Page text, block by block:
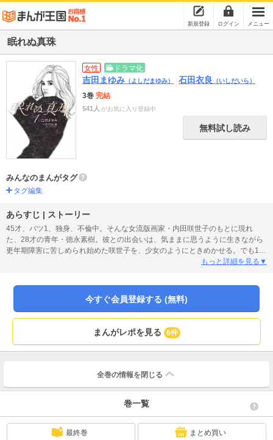
新規登録 ログイン メニュー
眠れぬ真珠
女性 ドラマ化
吉田まゆみ （よしだまゆみ） 石田衣良 （いしだいら）
3巻 完結
541人 がお気に入り登録中
無料試し読み
みんなのまんがタグ
タグ編集
あらすじ | ストーリー
45才、バツ1、独身、不倫中。そんな女流版画家・内田咲世子のもとに現れ
た、28才の青年・徳永素樹。彼との出会いは、気ままに思うように生きながら
更年期障害に苦しめられ始めた咲世子を、少女のようにときめかせる。でも17
才という年齢差は、彼女をどこか臆病にさせ……!? 石田衣良の人気小説を、
リー!!
もっと詳細を見る▼
今すぐ会員登録する (無料)
まんがレポを見る 6件
全巻の情報を 閉じる
巻一覧
最終巻 まとめ買い